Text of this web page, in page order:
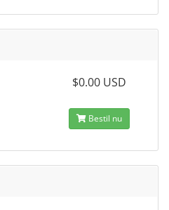
$0.00 USD
Bestil nu